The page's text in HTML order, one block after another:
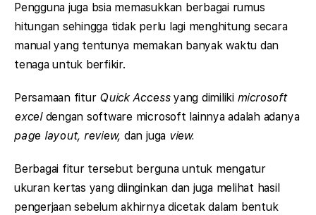
Pengguna juga bsia memasukkan berbagai rumus
hitungan sehingga tidak perlu lagi menghitung secara
manual yang tentunya memakan banyak waktu dan
tenaga untuk berfikir.
Persamaan fitur Quick Accessyang dimiliki microsoft
exceldengan software microsoft lainnya adalah adanya
page layout, review, dan juga view.
Berbagai fitur tersebut berguna untuk mengatur
ukuran kertas yang diinginkan dan juga melihat hasil
pengerjaan sebelum akhirnya dicetak dalam bentuk